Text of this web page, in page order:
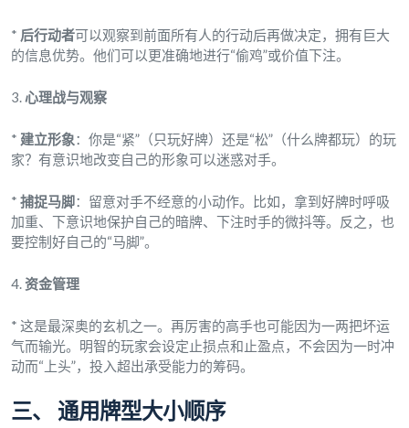
* 后行动者可以观察到前面所有人的行动后再做决定，拥有巨大
的信息优势。他们可以更准确地进行“偷鸡”或价值下注。
3.心理战与观察
* 建立形象：你是“紧”（只玩好牌）还是“松”（什么牌都玩）的玩
家？有意识地改变自己的形象可以迷惑对手。
* 捕捉马脚：留意对手不经意的小动作。比如，拿到好牌时呼吸
加重、下意识地保护自己的暗牌、下注时手的微抖等。反之，也
要控制好自己的“马脚”。
4.资金管理
* 这是最深奥的玄机之一。再厉害的高手也可能因为一两把坏运
气而输光。明智的玩家会设定止损点和止盈点，不会因为一时冲
动而“上头”，投入超出承受能力的筹码。
三、 通用牌型大小顺序